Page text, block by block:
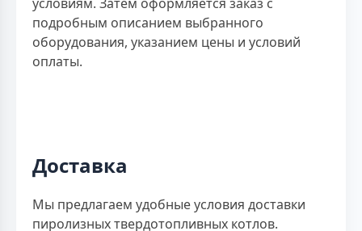
подробным описанием выбранного
оборудования, указанием цены и условий
оплаты.
Доставка
Мы предлагаем удобные условия доставки
пиролизных твердотопливных котлов.